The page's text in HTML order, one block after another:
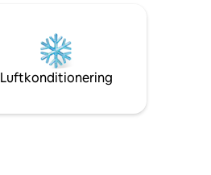
Luftkonditionering